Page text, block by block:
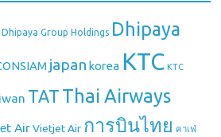
Dhipaya Group Holdings Dhipaya
japan korea KTC KTC
TAT Thai Airways
Air Vietjet Air การบินไทย คาเฟ่